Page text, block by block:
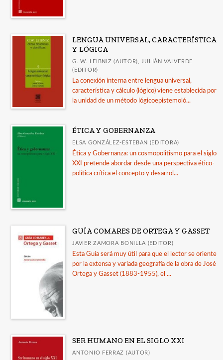
LENGUA UNIVERSAL, CARACTERÍSTICA
Y LÓGICA
G. W. LEIBNIZ (AUTOR), JULIÁN VALVERDE
(EDITOR)
La conexión interna entre lengua universal,
característica y cálculo (lógico) viene establecida por
la unidad de un método lógicoepistemoló...
ÉTICA Y GOBERNANZA
ELSA GONZÁLEZ-ESTEBAN (EDITORA)
Ética y Gobernanza: un cosmopolitismo para el siglo
XXI pretende abordar desde una perspectiva ético-
política crítica el concepto y desarrol...
GUÍA COMARES DE ORTEGA Y GASSET
JAVIER ZAMORA BONILLA (EDITOR)
Esta Guía será muy útil para que el lector se oriente
por la extensa y variada geografía de la obra de José
Ortega y Gasset (1883-1955), el ...
SER HUMANO EN EL SIGLO XXI
ANTONIO FERRAZ (AUTOR)